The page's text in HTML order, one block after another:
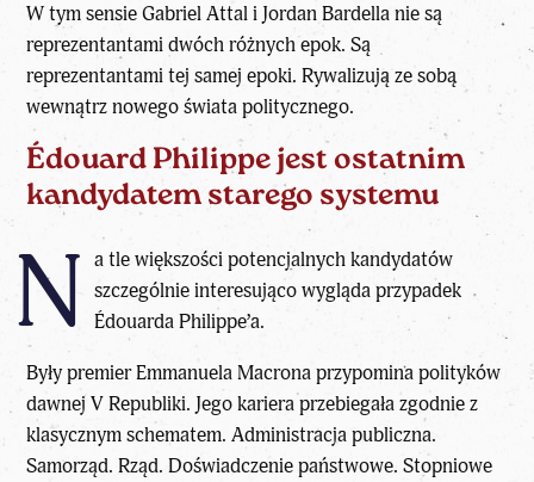
W tym sensieGabriel Attali Jordan Bardella nie są
reprezentantami dwóch różnych epok. Są
reprezentantami tej samej epoki. Rywalizują ze sobą
wewnątrz nowego świata politycznego.
Édouard Philippe jest ostatnim
kandydatem starego systemu
N a tle większości potencjalnych kandydatów
szczególnie interesująco wygląda przypadek
Édouarda Philippe’a.
Były premier Emmanuela Macrona przypomina polityków
dawnej V Republiki. Jego kariera przebiegała zgodnie z
klasycznym schematem. Administracja publiczna.
Samorząd. Rząd. Doświadczenie państwowe. Stopniowe